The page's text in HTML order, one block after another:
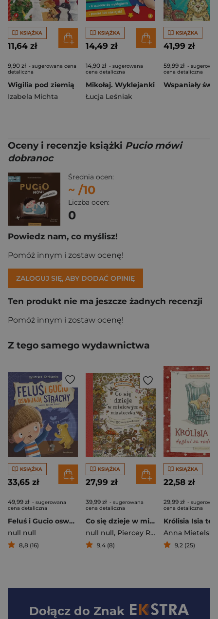
KSIĄŻKA
11,64 zł
9,90 zł - sugerowana cena
detaliczna
Wigilia pod ziemią
Izabela Michta
KSIĄŻKA
14,49 zł
14,90 zł - sugerowana
cena detaliczna
Mikołaj. Wyklejanki
Łucja Leśniak
KSIĄŻKA
41,99 zł
59,99 zł -
cena detaliczna
Oceny i recenzje książki Pucio mówi
dobranoc
Średnia ocen:
~ /10
Liczba ocen:
0
Powiedz nam, co myślisz!
Pomóż innym i zostaw ocenę!
ZALOGUJ SIĘ, ABY DODAĆ OPINIĘ
Ten produkt nie ma jeszcze żadnych recenzji
Pomóż innym i zostaw ocenę!
Z tego samego wydawnictwa
KSIĄŻKA
33,65 zł
49,99 zł - sugerowana
cena detaliczna
Feluś i Gucio oswajają strachy
null null
8,8 (16)
KSIĄŻKA
27,99 zł
39,99 zł - sugerowana
cena detaliczna
Co się dzieje w misiowym miasteczku
null null, Piercey Rachel
9,4 (8)
KSIĄŻKA
22,58 zł
29,99 zł -
cena detaliczna
Anna Mietelska
9,2 (25)
Dołącz do Znak